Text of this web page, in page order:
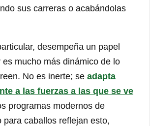
sus carreras o acabándolas
desempeña un papel
es mucho más dinámico de lo
No es inerte; se adapta
a las fuerzas a las que se ve
programas modernos de
para caballos reflejan esto,